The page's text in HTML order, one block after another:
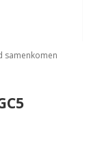
I
II
I
samenkomen